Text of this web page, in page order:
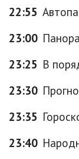
22:55
23:00
23:25 В
23:30
23:35
23:40